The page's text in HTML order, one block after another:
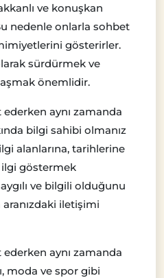
ve konuşkan
nedenle onlarla sohbet
gösterirler.
sürdürmek ve
önemlidir.
aynı zamanda
bilgi sahibi olmanız
alanlarına, tarihlerine
ilgi göstermek
ve bilgili olduğunu
iletişimi
aynı zamanda
moda ve spor gibi